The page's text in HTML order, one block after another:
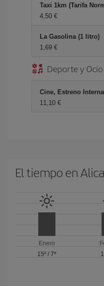
Taxi 1km (Tarifa
4,50
La Gasolina (1 litro)
1,69
Deporte y Ocio
Cine, Estreno
11,10
El tiempo en
Enero
15º /7º